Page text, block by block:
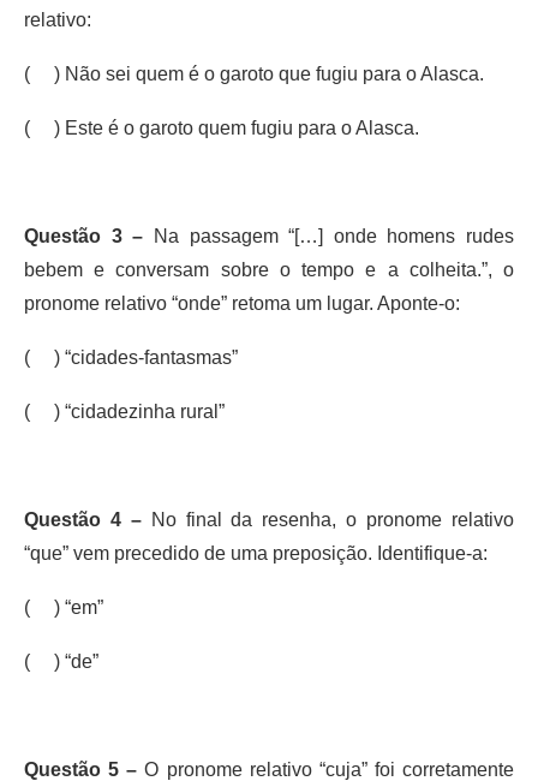
relativo:
( ) Não sei quem é o garoto que fugiu para o Alasca.
( ) Este é o garoto quem fugiu para o Alasca.
Questão 3 –
Na passagem “[…] onde homens rudes
bebem e conversam sobre o tempo e a colheita.”, o
pronome relativo “onde” retoma um lugar. Aponte-o:
( ) “cidades-fantasmas”
( ) “cidadezinha rural”
Questão 4 – No final da resenha, o pronome relativo
“que” vem precedido de uma preposição. Identifique-a:
( ) “em”
( ) “de”
Questão 5 –O pronome relativo “cuja” foi corretamente